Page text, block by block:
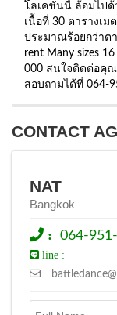
โลเคชั่นนี้ ล้อมไป
เนื้อที่ 30 ตารางเ
ประมาณร้อยกว่าต
rent Many sizes
000 สนใจติดต่อคุ
สอบถามได้ที่ 064-
CONTACT
NAT
Bangkok
: 064-
line :